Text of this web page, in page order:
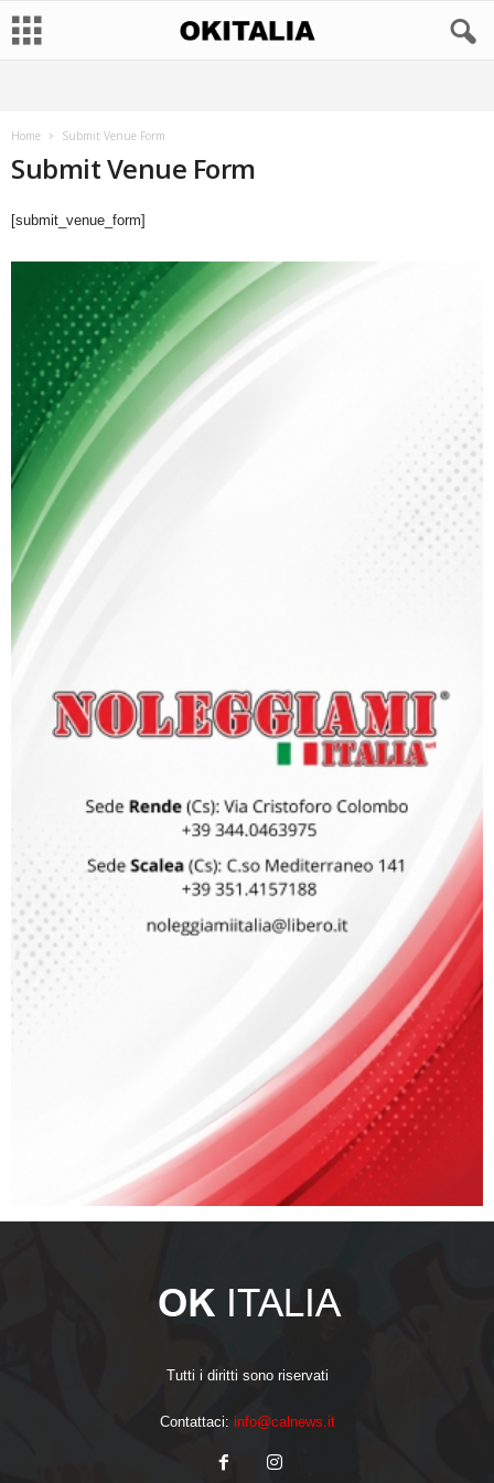
Home Submit Venue Form
Submit Venue Form
[submit_venue_form]
Tutti i diritti sono riservati
Contattaci: info@calnews.it